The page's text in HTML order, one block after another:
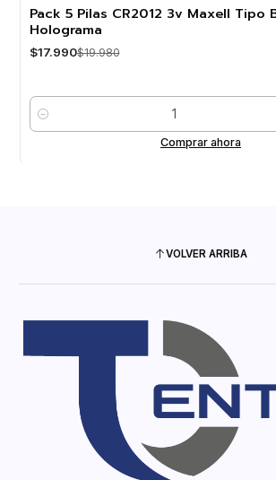
Pack 5 Pilas CR2012 3v Maxell Tipo
Holograma
$17.990$19.980
Cantidad
Comprar ahora
VOLVER ARRIBA